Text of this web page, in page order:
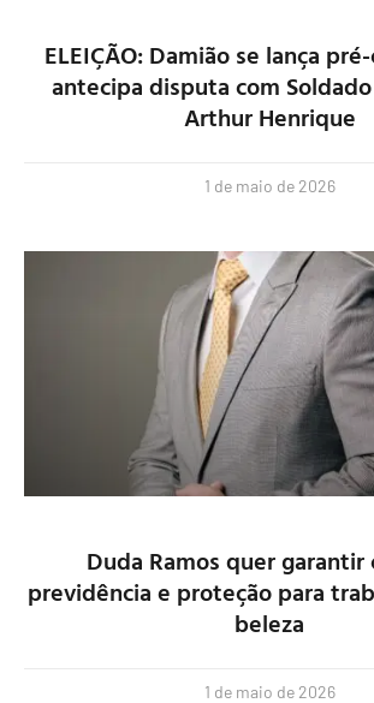
ELEIÇÃO: Damião se lança
antecipa disputa com
Arthur Henrique
1 de maio de 2026
Duda Ramos quer
previdência e proteção para
beleza
1 de maio de 2026